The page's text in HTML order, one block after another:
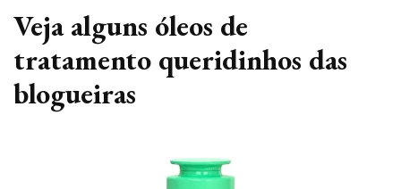
Veja alguns óleos de
tratamento queridinhos das
blogueiras